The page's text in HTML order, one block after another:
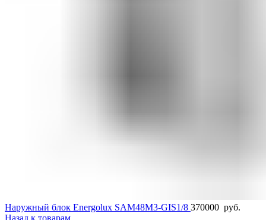
Наружный блок Energolux SAM48M3-GIS1/8 370000 руб.
Назад к товарам